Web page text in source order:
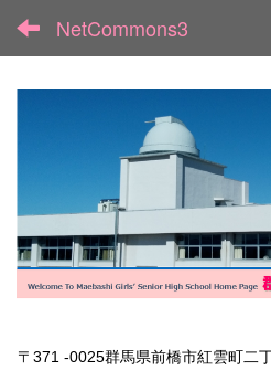
NetCommons3
〒371 -0025群馬県前橋市紅雲町